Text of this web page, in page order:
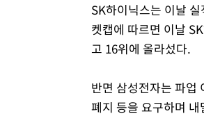
SK하이닉스는 이날
켓캡에 따르면 이날
고 16위에 올라섰다.
반면 삼성전자는 파업
폐지 등을 요구하며